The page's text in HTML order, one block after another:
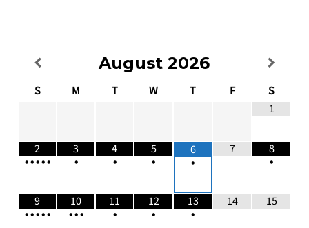
August 2026
S M T W T F
S
1
2
•••••
3
•
4
•
5
•
6
•
7
8
•
9
•••••
10
•••
11
•
12
•
13
•
14 15